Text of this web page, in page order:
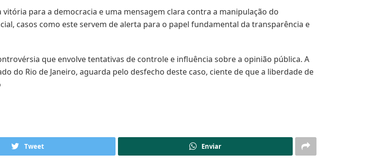
para a democracia e uma mensagem clara contra a manipulação do
casos como este servem de alerta para o papel fundamental da transparência e
que envolve tentativas de controle e influência sobre a opinião pública. A
do Rio de Janeiro, aguarda pelo desfecho deste caso, ciente de que a liberdade de
Tweet Enviar